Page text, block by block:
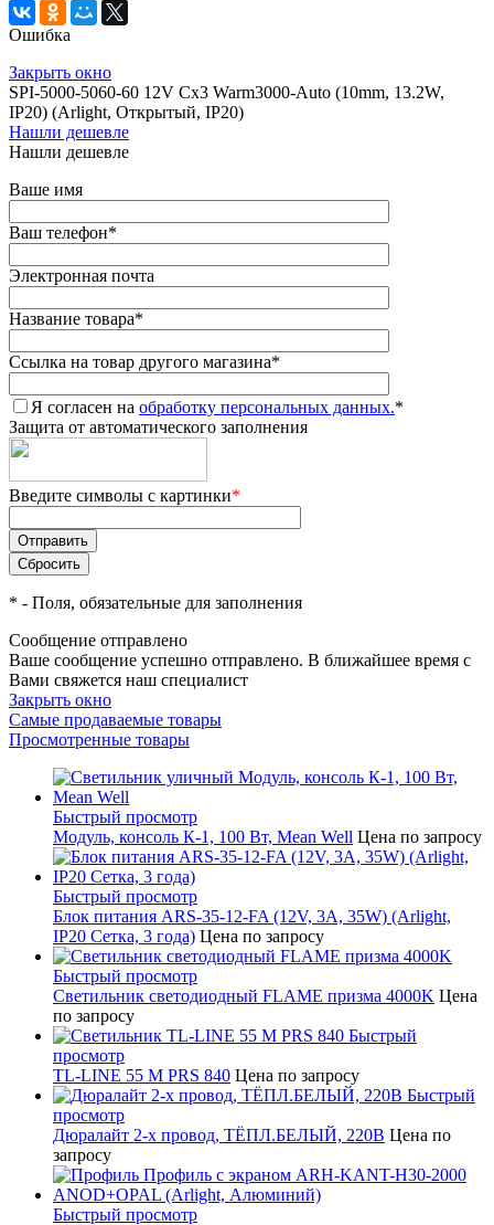
Ошибка
Закрыть окно
SPI-5000-5060-60 12V Cx3 Warm3000-Auto (10mm, 13.2W,
IP20) (Arlight, Открытый, IP20)
Нашли дешевле
Нашли дешевле
Ваше имя
Ваш телефон*
Электронная почта
Название товара*
Ссылка на товар другого магазина*
Я согласен на обработку персональных данных.*
Защита от автоматического заполнения
Введите символы с картинки*
* - Поля, обязательные для заполнения
Сообщение отправлено
Ваше сообщение успешно отправлено. В ближайшее время с
Вами свяжется наш специалист
Закрыть окно
Самые продаваемые товары
Просмотренные товары
Быстрый просмотр
Модуль, консоль К-1, 100 Вт, Mean Well Цена по запросу
Быстрый просмотр
Блок питания ARS-35-12-FA (12V, 3A, 35W) (Arlight,
IP20 Сетка, 3 года) Цена по запросу
Быстрый просмотр
Светильник светодиодный FLAME призма 4000K Цена
по запросу
Быстрый
просмотр
TL-LINE 55 M PRS 840 Цена по запросу
Быстрый
просмотр
Дюралайт 2-х провод, ТЁПЛ.БЕЛЫЙ, 220В Цена по
запросу
Быстрый просмотр